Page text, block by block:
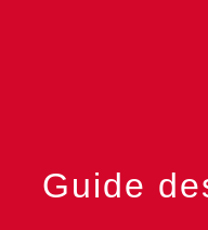
Guide